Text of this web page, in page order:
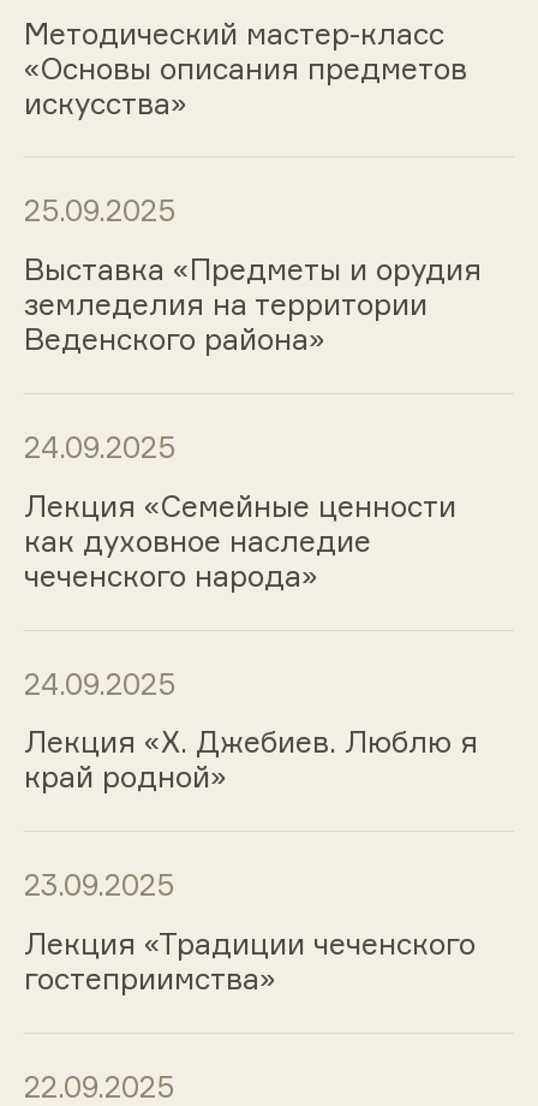
Методический мастер-класс
«Основы описания предметов
искусства»
25.09.2025
Выставка «Предметы и орудия
земледелия на территории
Веденского района»
24.09.2025
Лекция «Семейные ценности
как духовное наследие
чеченского народа»
24.09.2025
Лекция «Х. Джебиев. Люблю я
край родной»
23.09.2025
Лекция «Традиции чеченского
гостеприимства»
22.09.2025